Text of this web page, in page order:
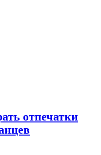
отпечатки